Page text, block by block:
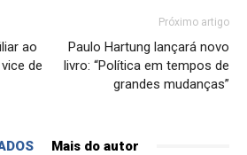
ao
de
Próximo artigo
Paulo Hartung lançará novo
livro: “Política em tempos de
grandes mudanças”
Mais do autor